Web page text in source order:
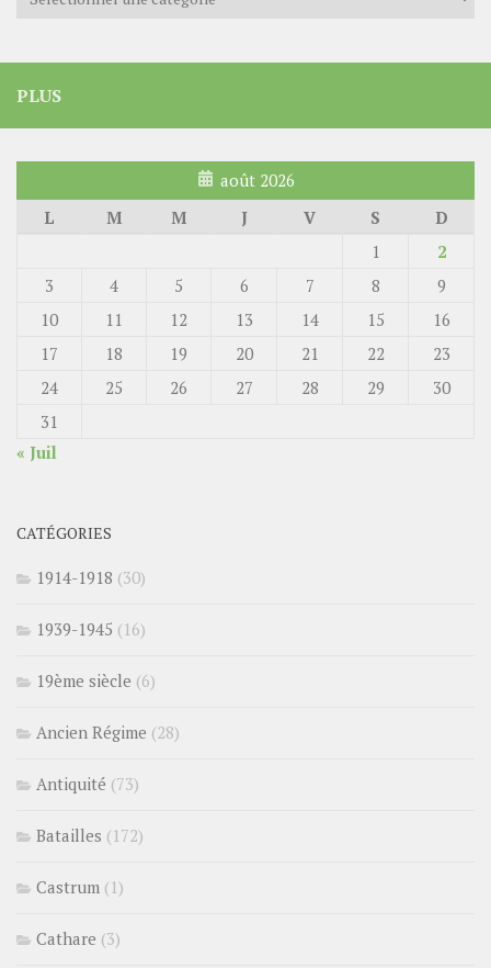
PLUS
août 2026
L
M M J V S
D
1
2
3
4 5 6 7 8
9
10
11 12 13 14 15
16
17
18 19 20 21 22
23
24
25 26 27 28 29
30
31
« Juil
CATÉGORIES
1914-1918 (30)
1939-1945 (16)
19ème siècle (6)
Ancien Régime (28)
Antiquité (73)
Batailles (172)
Castrum (1)
Cathare (3)